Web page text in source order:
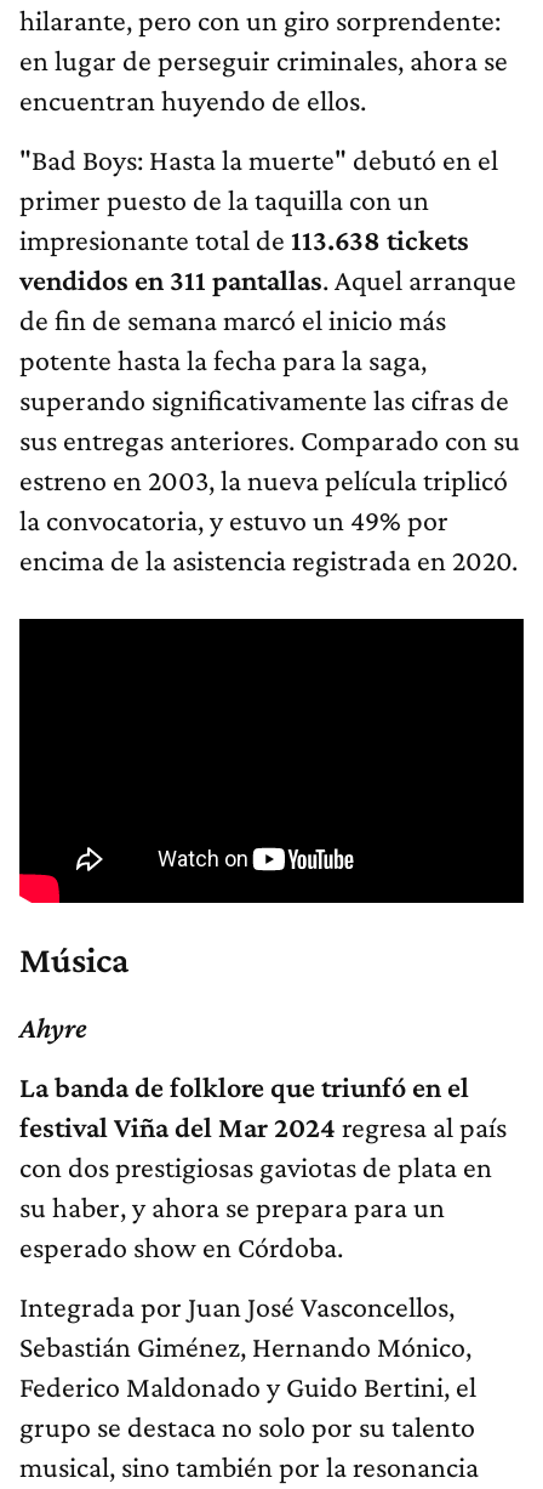
hilarante, pero con un giro sorprendente:
en lugar de perseguir criminales, ahora se
encuentran huyendo de ellos.
"Bad Boys: Hasta la muerte" debutó en el
primer puesto de la taquilla con un
impresionante total de 113.638 tickets
vendidos en 311 pantallas. Aquel arranque
de fin de semana marcó el inicio más
potente hasta la fecha para la saga,
superando significativamente las cifras de
sus entregas anteriores. Comparado con su
estreno en 2003, la nueva película triplicó
la convocatoria, y estuvo un 49% por
encima de la asistencia registrada en 2020.
Música
Ahyre
La banda de folklore que triunfó en el
festival Viña del Mar 2024 regresa al país
con dos prestigiosas gaviotas de plata en
su haber, y ahora se prepara para un
esperado show en Córdoba.
Integrada por Juan José Vasconcellos,
Sebastián Giménez, Hernando Mónico,
Federico Maldonado y Guido Bertini, el
grupo se destaca no solo por su talento
musical, sino también por la resonancia